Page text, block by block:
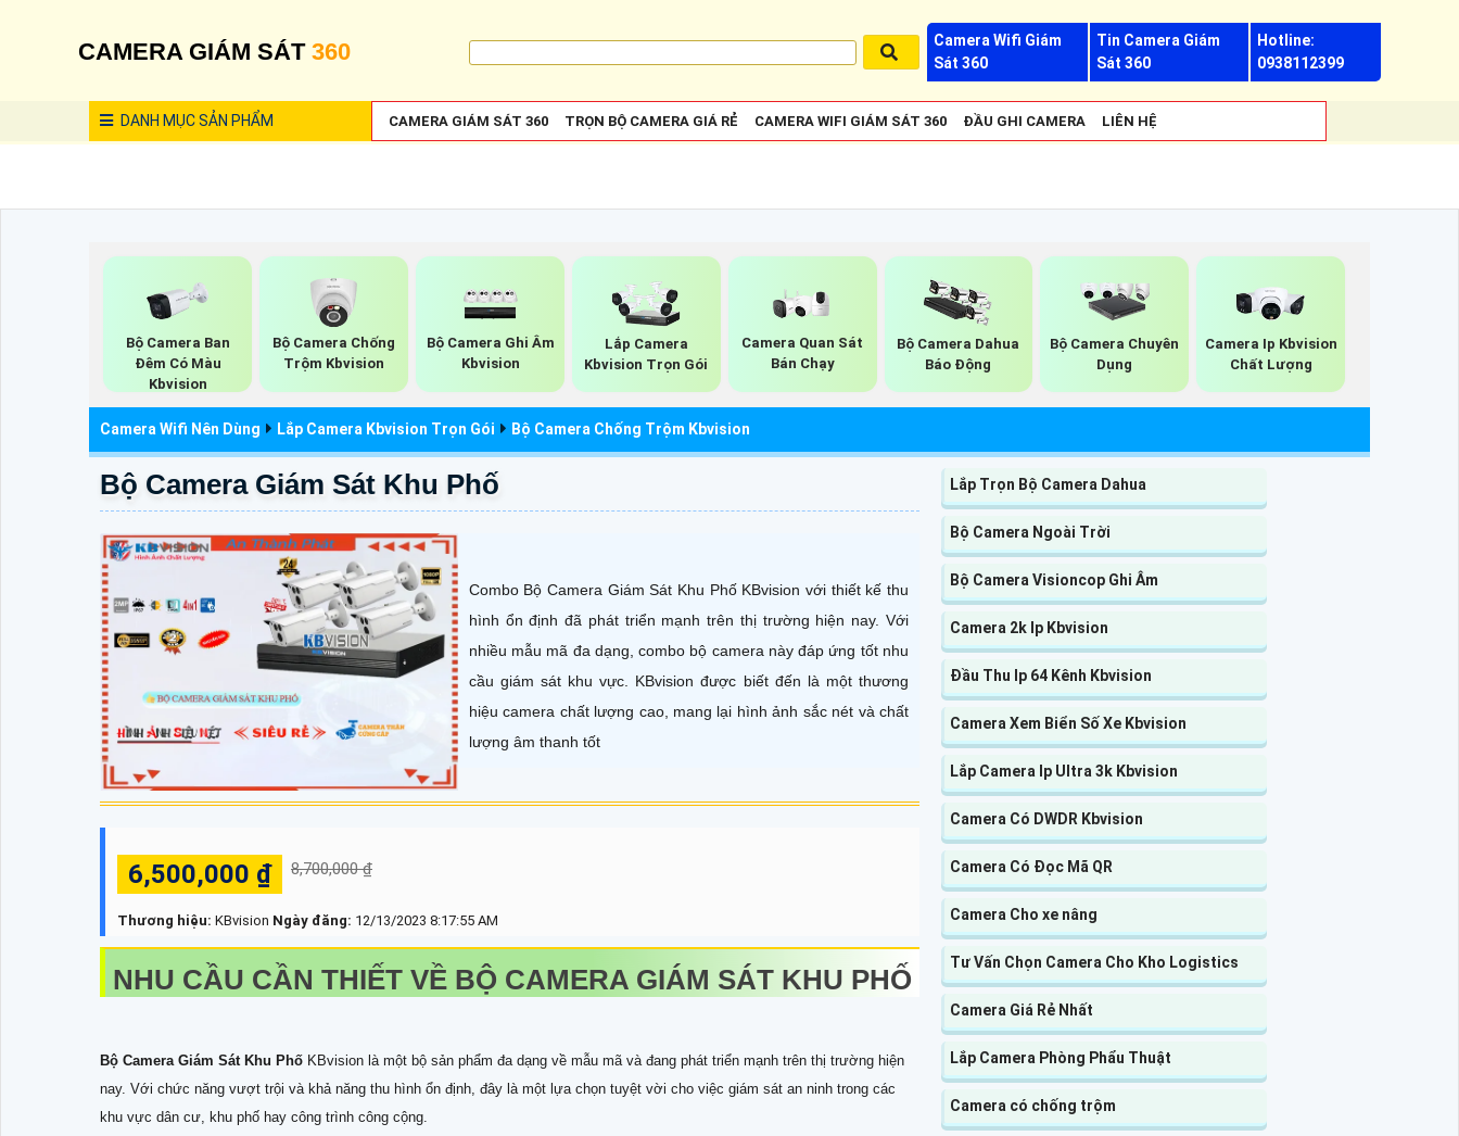
CAMERA GIÁM SÁT 360
Camera Wifi Giám
Sát 360
Tin Camera Giám
Sát 360
Hotline:
0938112399
DANH MỤCSẢN PHẨM CAMERA GIÁM SÁT 360 TRỌN BỘ CAMERA GIÁ RẺ CAMERA WIFI GIÁM SÁT 360 ĐẦU GHI CAMERA LIÊN HỆ
Bộ Camera Ban
Đêm Có Màu
Kbvision
Bộ Camera Chống
Trộm Kbvision
Bộ Camera Ghi Âm
Kbvision
Lắp Camera
Kbvision Trọn Gói
Camera Quan Sát
Bán Chạy
Bộ Camera Dahua
Báo Động
Bộ Camera Chuyên
Dụng
Camera Ip Kbvision
Chất Lượng
Camera Wifi Nên Dùng Lắp Camera Kbvision Trọn Gói Bộ Camera Chống Trộm Kbvision
Bộ Camera Giám Sát Khu Phố
Combo Bộ Camera Giám Sát Khu Phố KBvision với thiết kế thu
hình ổn định đã phát triển mạnh trên thị trường hiện nay. Với
nhiều mẫu mã đa dạng, combo bộ camera này đáp ứng tốt nhu
cầu giám sát khu vực. KBvision được biết đến là một thương
hiệu camera chất lượng cao, mang lại hình ảnh sắc nét và chất
lượng âm thanh tốt
6,500,000 ₫ 8,700,000 ₫
Thương hiệu: KBvision Ngày đăng: 12/13/2023 8:17:55 AM
NHU CẦU CẦN THIẾT VỀ BỘ CAMERA GIÁM SÁT KHU PHỐ
Bộ Camera Giám Sát Khu Phố KBvision là một bộ sản phẩm đa dạng về mẫu mã và đang phát triển mạnh trên thị trường hiện
nay. Với chức năng vượt trội và khả năng thu hình ổn định, đây là một lựa chọn tuyệt vời cho việc giám sát an ninh trong các
khu vực dân cư, khu phố hay công trình công cộng.
Lắp Trọn Bộ Camera Dahua
Bộ Camera Ngoài Trời
Bộ Camera Visioncop Ghi Âm
Camera 2k Ip Kbvision
Đầu Thu Ip 64 Kênh Kbvision
Camera Xem Biển Số Xe Kbvision
Lắp Camera Ip Ultra 3k Kbvision
Camera Có DWDR Kbvision
Camera Có Đọc Mã QR
Camera Cho xe nâng
Tư Vấn Chọn Camera Cho Kho Logistics
Camera Giá Rẻ Nhất
Lắp Camera Phòng Phẩu Thuật
Camera có chống trộm